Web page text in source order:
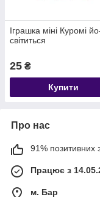
Іграшка міні Куромі
світиться
25 ₴
Купити
Про нас
91% позитивних з
Працює з
м. Бар